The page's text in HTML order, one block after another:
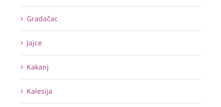
Gradačac
Jajce
Kakanj
Kalesija